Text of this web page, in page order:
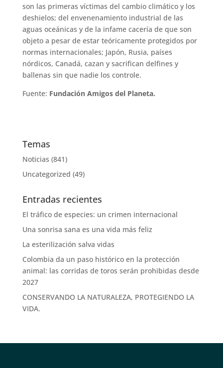
son las primeras víctimas del cambio climático y los
deshielos; del envenenamiento industrial de las
aguas oceánicas y de la infame cacería de que son
objeto a pesar de estar teóricamente protegidos por
normas internacionales; Japón, Rusia, países
nórdicos, Canadá, cazan y sacrifican delfines y
ballenas sin que nadie los controle.
Fuente: Fundación Amigos del Planeta.
Temas
Noticias (841)
Uncategorized (49)
Entradas recientes
El tráfico de especies: un crimen internacional
Una sonrisa sana es una vida más feliz
La esterilización salva vidas
Colombia da un paso histórico en la protección
animal: las corridas de toros serán prohibidas desde
2027
CONSERVANDO LA NATURALEZA, PROTEGIENDO LA
VIDA.